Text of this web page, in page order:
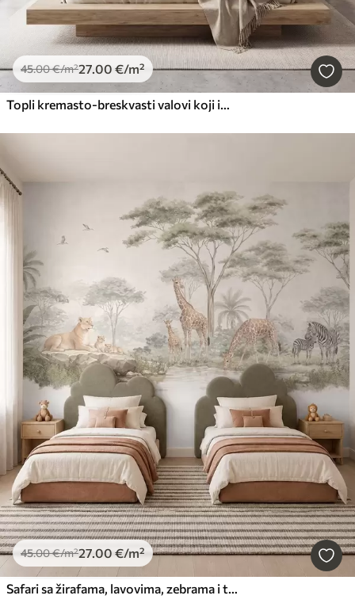
45.00€/m²27.00 €/m²
Topli kremasto-breskvasti valovi koji imitiraju teksturiranu žbuku, apstraktno
45.00€/m²27.00 €/m²
Safari sa žirafama, lavovima, zebrama i tropskim drvećem